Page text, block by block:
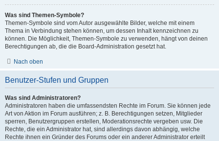
Was sind Themen-Symbole?
Themen-Symbole sind vom Autor ausgewählte Bilder, welche mit einem
Thema in Verbindung stehen können, um dessen Inhalt kennzeichnen zu
können. Die Möglichkeit, Themen-Symbole zu verwenden, hängt von deinen
Berechtigungen ab, die die Board-Administration gesetzt hat.
Nach oben
Benutzer-Stufen und Gruppen
Was sind Administratoren?
Administratoren haben die umfassendsten Rechte im Forum. Sie können jede
Art von Aktion im Forum ausführen; z. B. Berechtigungen setzen, Mitglieder
sperren, Benutzergruppen erstellen, Moderationsrechte vergeben usw. Die
Rechte, die ein Administrator hat, sind allerdings davon abhängig, welche
Rechte ihnen ein Gründer des Forums oder ein anderer Administrator erteilt